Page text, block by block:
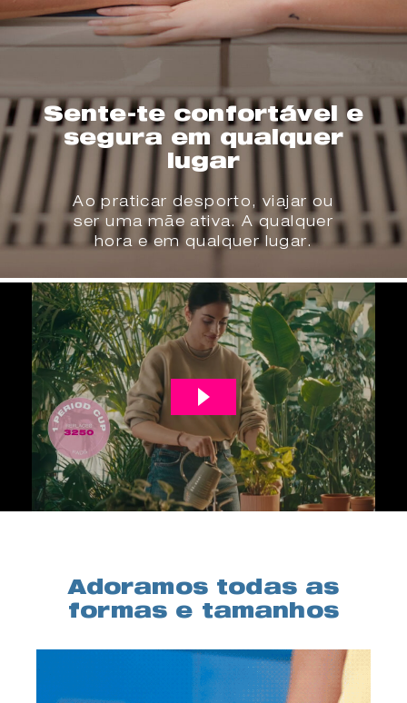
Sente-te confortável e
segura em qualquer
lugar
Ao praticar desporto, viajar ou
ser uma mãe ativa. A qualquer
hora e em qualquer lugar.
Adoramos todas as
formas e tamanhos